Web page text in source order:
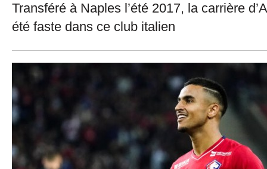
Transféré à Naples l’été 2017, la carrière
été faste dans ce club italien